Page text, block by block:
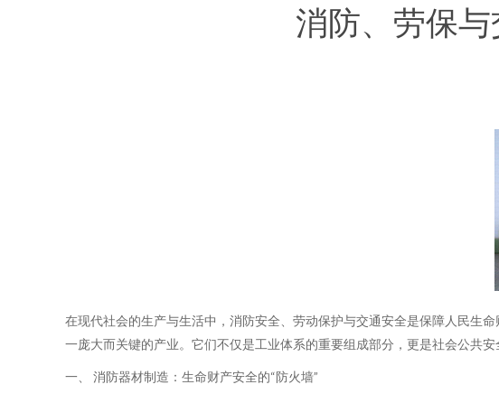
消防、劳保
在现代社会的生产与生活中，消防安全、劳动保护与交通安全是保障人民生
一庞大而关键的产业。它们不仅是工业体系的重要组成部分，更是社会公共安
一、 消防器材制造：生命财产安全的“防火墙”